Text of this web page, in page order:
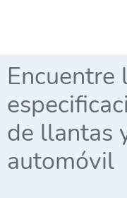
Encuentre
de llantas
automóvil